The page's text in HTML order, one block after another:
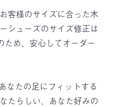
客様のサイズに合った木
シューズのサイズ修正は
ため、安心してオーダー
なたの足にフィットする
たらしい、あなた好みの